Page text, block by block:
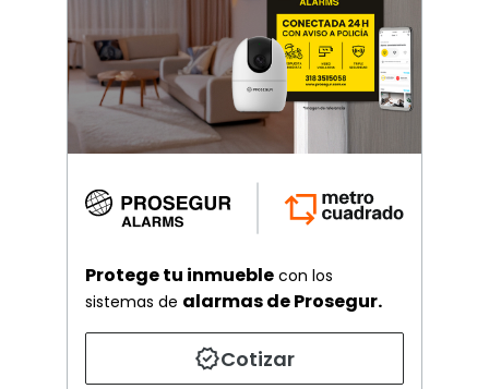
Protege tu inmueble con los
sistemas de alarmas de Prosegur.
Cotizar